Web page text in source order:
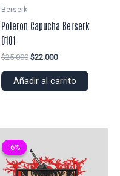
Berserk
Poleron Capucha Berserk
0101
$25.000 El
original
$22.000El
actual
Añadir al carrito
-6%
-6%